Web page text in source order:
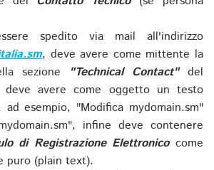
spedito via mail all'indirizzo
, deve avere come mittente la
sezione
"Technical Contact"del
deve avere come oggetto un testo
esempio, "Modifica mydomain.sm"
infine deve contenere
di Registrazione Elettronicocome
puro (plain text).